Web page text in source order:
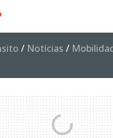
/ Notícias /